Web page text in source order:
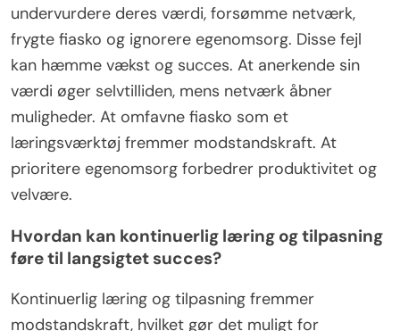
undervurdere deres værdi, forsømme netværk,
frygte fiasko og ignorere egenomsorg. Disse fejl
kan hæmme vækst og succes. At anerkende sin
værdi øger selvtilliden, mens netværk åbner
muligheder. At omfavne fiasko som et
læringsværktøj fremmer modstandskraft. At
prioritere egenomsorg forbedrer produktivitet og
velvære.
Hvordan kan kontinuerlig læring og tilpasning
føre til langsigtet succes?
Kontinuerlig læring og tilpasning fremmer
modstandskraft, hvilket gør det muligt for